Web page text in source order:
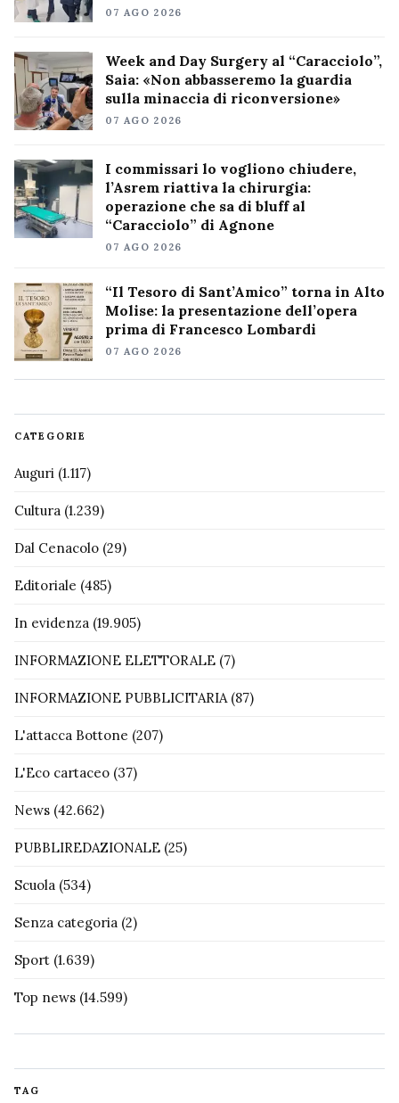
07 AGO 2026
Week and Day Surgery al “Caracciolo”,
Saia: «Non abbasseremo la guardia
sulla minaccia di riconversione»
07 AGO 2026
I commissari lo vogliono chiudere,
l’Asrem riattiva la chirurgia:
operazione che sa di bluff al
“Caracciolo” di Agnone
07 AGO 2026
“Il Tesoro di Sant’Amico” torna in Alto
Molise: la presentazione dell’opera
prima di Francesco Lombardi
07 AGO 2026
CATEGORIE
Auguri (1.117)
Cultura (1.239)
Dal Cenacolo (29)
Editoriale (485)
In evidenza (19.905)
INFORMAZIONE ELETTORALE (7)
INFORMAZIONE PUBBLICITARIA(87)
L'attacca Bottone (207)
L'Eco cartaceo (37)
News (42.662)
PUBBLIREDAZIONALE (25)
Scuola (534)
Senza categoria (2)
Sport (1.639)
Top news (14.599)
TAG